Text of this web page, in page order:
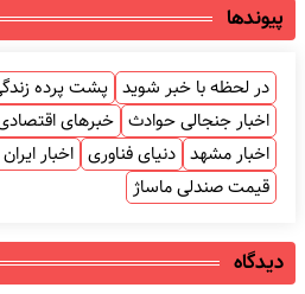
پیوندها
در لحظه با خبر شوید پشت پرده
اخبار جنجالی حوادث خبرهای
اخبار مشهد دنیای فناوری اخبار
قیمت صندلی ماساژ
دیدگاه